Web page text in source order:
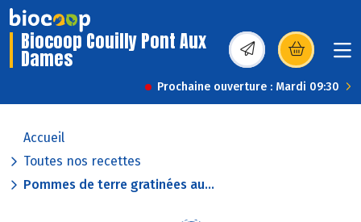
Biocoop Couilly Pont Aux
Dames (s’ouvre dans une
Prochaine ouverture : Mardi 09:30
Accueil
Toutes nos recettes
Pommes de terre gratinées au...